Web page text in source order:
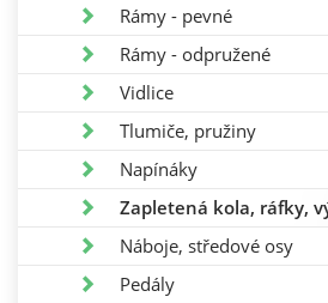
Rámy - pevné
Rámy - odpružené
Vidlice
Tlumiče, pružiny
Napínáky
Zapletená kola, ráfky,
Náboje, středové osy
Pedály